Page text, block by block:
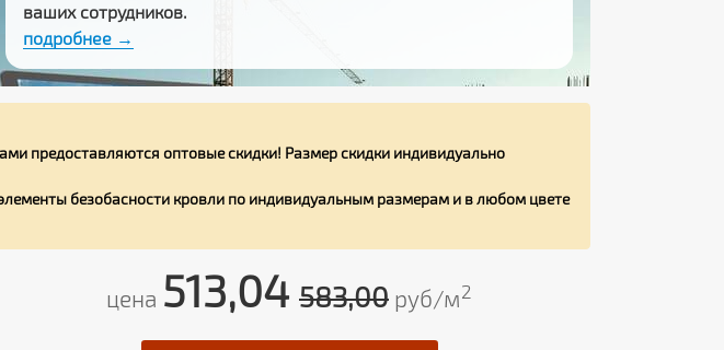
ваших сотрудников.
подробнее →
предоставляются оптовые скидки! Размер скидки индивидуально
безобасности кровли по индивидуальным размерам и в любом цвете
цена 513,04 583,00 руб/м2